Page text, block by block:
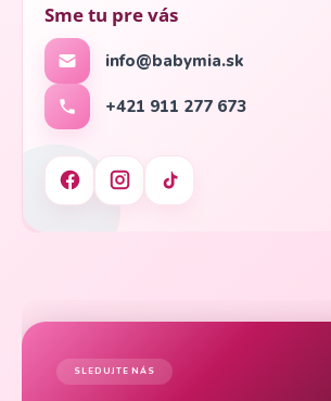
Sme tu pre vás
info@babymia.sk
+421 911 277 673
SLEDUJTE NÁS